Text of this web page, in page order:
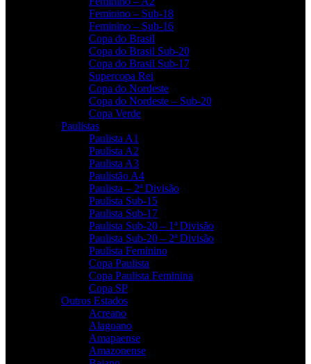
Feminino – Sub-18
Feminino – Sub-16
Copa do Brasil
Copa do Brasil Sub-20
Copa do Brasil Sub-17
Supercopa Rei
Copa do Nordeste
Copa do Nordeste – Sub-20
Copa Verde
Paulistas
Paulista A1
Paulista A2
Paulista A3
Paulistão A4
Paulista – 2ª Divisão
Paulista Sub-15
Paulista Sub-17
Paulista Sub-20 – 1ª Divisão
Paulista Sub-20 – 2ª Divisão
Paulista Feminino
Copa Paulista
Copa Paulista Feminina
Copa SP
Outros Estados
Acreano
Alagoano
Amapaense
Amazonense